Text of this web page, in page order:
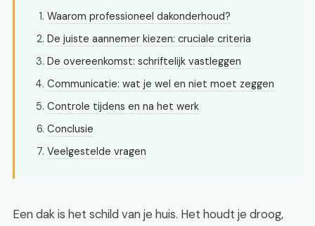
Waarom professioneel dakonderhoud?
De juiste aannemer kiezen: cruciale criteria
De overeenkomst: schriftelijk vastleggen
Communicatie: wat je wel en niet moet zeggen
Controle tijdens en na het werk
Conclusie
Veelgestelde vragen
Een dak is het schild van je huis. Het houdt je droog,